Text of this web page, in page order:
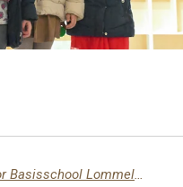
555 euro van Werkplaatsen Fun Run voor Basisschool Lommel West